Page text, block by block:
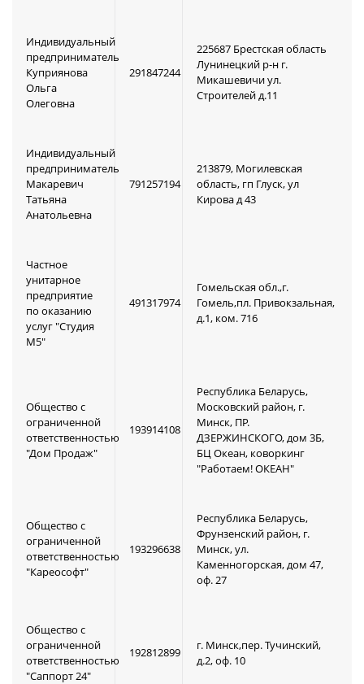
Индивидуальный
предприниматель
Куприянова
Ольга
Олеговна
291847244
225687 Брестская область
Лунинецкий р-н г.
Микашевичи ул.
Строителей д.11
Индивидуальный
предприниматель
Макаревич
Татьяна
Анатольевна
791257194
213879, Могилевская
область, гп Глуск, ул
Кирова д 43
Частное
унитарное
предприятие
по оказанию
услуг "Студия
М5"
491317974
Гомельская обл.,г.
Гомель,пл. Привокзальная,
д.1, ком. 716
Общество с
ограниченной
ответственностью
"Дом Продаж"
193914108
Республика Беларусь,
Московский район, г.
Минск, ПР.
ДЗЕРЖИНСКОГО, дом 3Б,
БЦ Океан, коворкинг
"Работаем! ОКЕАН"
Общество с
ограниченной
ответственностью
"Кареософт"
193296638
Республика Беларусь,
Фрунзенский район, г.
Минск, ул.
Каменногорская, дом 47,
оф. 27
Общество с
ограниченной
ответственностью
"Саппорт 24"
192812899
г. Минск,пер. Тучинский,
д.2, оф. 10